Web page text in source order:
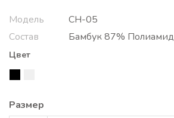
Модель
СН-05
Состав
Бамбук 87%
Цвет
Размер